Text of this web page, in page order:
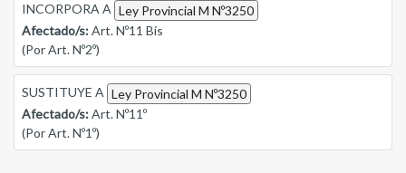
INCORPORA A Ley Provincial M Nº3250
Afectado/s:Art. Nº11 Bis
(Por Art. Nº2º)
SUSTITUYE A Ley Provincial M Nº3250
Afectado/s:Art. Nº11º
(Por Art. Nº1º)